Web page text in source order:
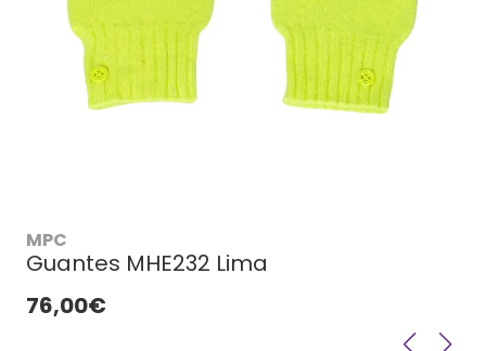
MPC
Guantes MHE232 Lima
76,00€